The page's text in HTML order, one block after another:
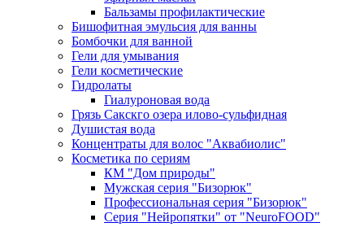
Бальзамы профилактические
Бишофитная эмульсия для ванны
Бомбочки для ванной
Гели для умывания
Гели косметические
Гидролаты
Гиалуроновая вода
Грязь Сакскго озера илово-сульфидная
Душистая вода
Концентраты для волос "Аквабиолис"
Косметика по сериям
КМ "Дом природы"
Мужская серия "Бизорюк"
Профессиональная серия "Бизорюк"
Серия "Нейропятки" от "NeuroFOOD"